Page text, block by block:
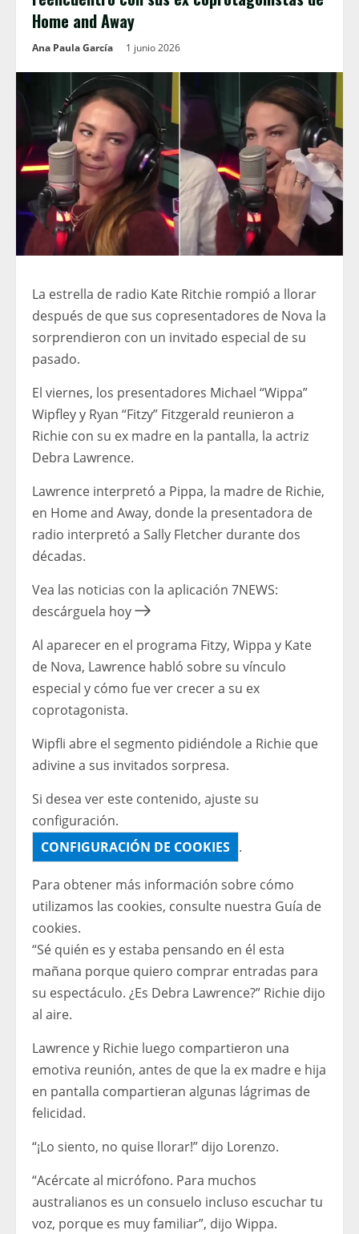
Home and Away
Ana Paula García 1 junio 2026
La estrella de radio Kate Ritchie rompió a llorar
después de que sus copresentadores de Nova la
sorprendieron con un invitado especial de su
pasado.
El viernes, los presentadores Michael “Wippa”
Wipfley y Ryan “Fitzy” Fitzgerald reunieron a
Richie con su ex madre en la pantalla, la actriz
Debra Lawrence.
Lawrence interpretó a Pippa, la madre de Richie,
en Home and Away, donde la presentadora de
radio interpretó a Sally Fletcher durante dos
décadas.
Vea las noticias con la aplicación 7NEWS:
descárguela hoy
Al aparecer en el programa Fitzy, Wippa y Kate
de Nova, Lawrence habló sobre su vínculo
especial y cómo fue ver crecer a su ex
coprotagonista.
Wipfli abre el segmento pidiéndole a Richie que
adivine a sus invitados sorpresa.
Si desea ver este contenido, ajuste su
configuración.
CONFIGURACIÓN DE COOKIES .
Para obtener más información sobre cómo
utilizamos las cookies, consulte nuestra Guía de
cookies.
“Sé quién es y estaba pensando en él esta
mañana porque quiero comprar entradas para
su espectáculo. ¿Es Debra Lawrence?” Richie dijo
al aire.
Lawrence y Richie luego compartieron una
emotiva reunión, antes de que la ex madre e hija
en pantalla compartieran algunas lágrimas de
felicidad.
“¡Lo siento, no quise llorar!” dijo Lorenzo.
“Acércate al micrófono. Para muchos
australianos es un consuelo incluso escuchar tu
voz, porque es muy familiar”, dijo Wippa.